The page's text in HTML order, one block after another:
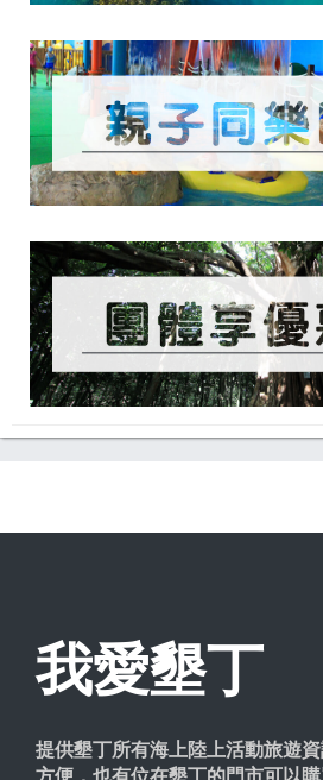
我愛墾丁
提供墾丁所有海上陸上活動旅遊
方便，也有位在墾丁的門市可以購